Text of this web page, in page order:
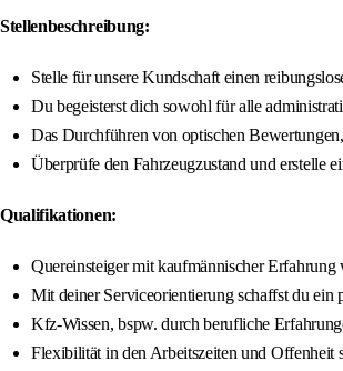
Stellenbeschreibung:
Stelle für unsere Kundschaft einen
Du begeisterst dich sowohl für alle
Das Durchführen von optischen
Überprüfe den Fahrzeugzustand und erstelle
Qualifikationen:
Quereinsteiger mit kaufmännischer
Mit deiner Serviceorientierung schaffst du ein
Kfz-Wissen, bspw. durch berufliche
Flexibilität in den Arbeitszeiten und Offenheit